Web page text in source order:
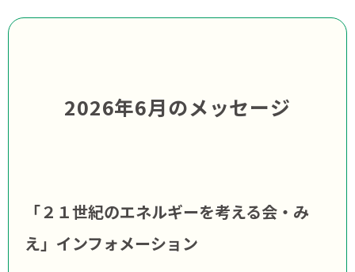
2026年6月のメッセージ
「２１世紀のエネルギーを考える会・み
え」インフォメーション